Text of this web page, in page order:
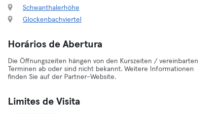
Schwanthalerhöhe
Glockenbachviertel
Horários de Abertura
Die Öffnungszeiten hängen von den Kurszeiten / vereinbarten
Terminen ab oder sind nicht bekannt. Weitere Informationen
finden Sie auf der Partner-Website.
Limites de Visita